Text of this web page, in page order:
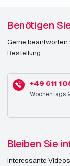
Benötigen
Gerne beantworten
Bestellung.
+49 611
Wochentags
Bleiben Sie
Interessante